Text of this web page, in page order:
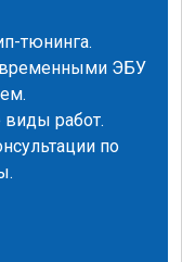
тюнинга.
ЭБУ
виды работ.
по